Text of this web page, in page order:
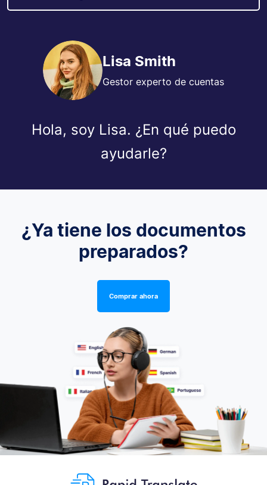
Lisa Smith
Gestor experto de cuentas
Hola, soy Lisa. ¿En qué puedo
ayudarle?
¿Ya tiene los documentos
preparados?
Comprar ahora